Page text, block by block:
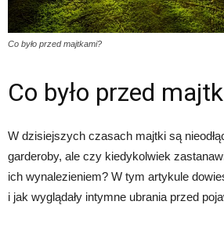
Co było przed majtkami?
Co było przed
W dzisiejszych czasach majtki są
garderoby, ale czy kiedykolwiek
ich wynalezieniem? W tym artykule
i jak wyglądały intymne ubrania przed